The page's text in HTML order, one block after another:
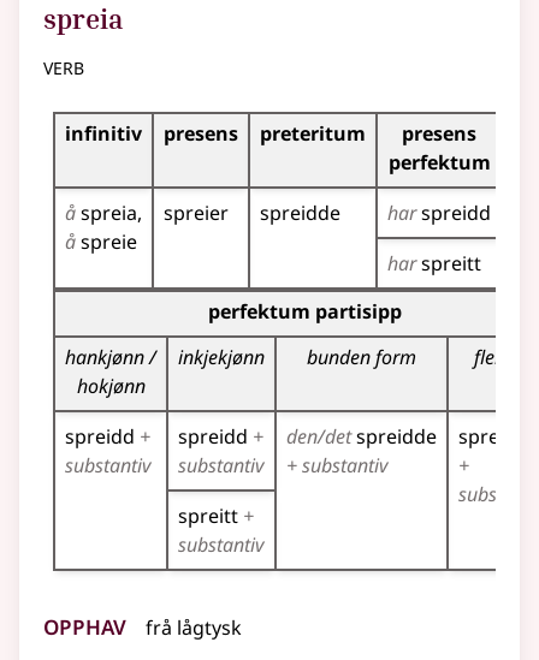
spreia
verb
Bøyningstabell for dette verbet
infinitiv presens preteritum
presens
perfektum
åspreia
åspreie
spreier spreidde harspreidd
harspreitt
Bøyningstabell for dette verbet (partisippformer)
perfektum partisipp
hankjønn /
hokjønn
inkjekjønn bunden form fleirtal
spreidd +
substantiv
spreidd +
substantiv
den/detspreidde
+ substantiv
spreidde
+
spreitt +
substantiv
Opphav frå lågtysk